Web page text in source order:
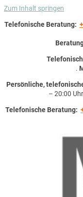
Zum Inhalt springen
Telefonische Beratung:
.
Persönliche,
– 20:00
Telefonische Beratung: